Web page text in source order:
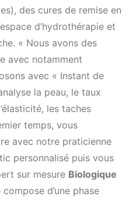
des cures de remise en
d’hydrothérapie et
« Nous avons des
avec notamment
avec « Instant de
la peau, le taux
les taches
temps, vous
avec notre praticienne
personnalisé puis vous
sur mesure Biologique
d’une phase